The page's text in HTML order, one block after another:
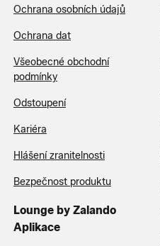
Ochrana osobních údajů
Ochrana dat
Všeobecné obchodní
podmínky
Odstoupení
Kariéra
Hlášení zranitelnosti
Bezpečnost produktu
Lounge by Zalando
Aplikace